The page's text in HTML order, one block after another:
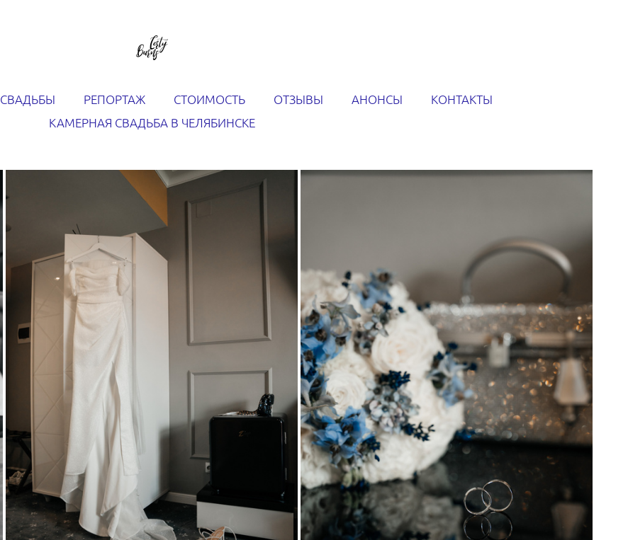
СВАДЬБЫ РЕПОРТАЖ СТОИМОСТЬ ОТЗЫВЫ АНОНСЫ
КОНТАКТЫ
КАМЕРНАЯ СВАДЬБА В ЧЕЛЯБИНСКЕ